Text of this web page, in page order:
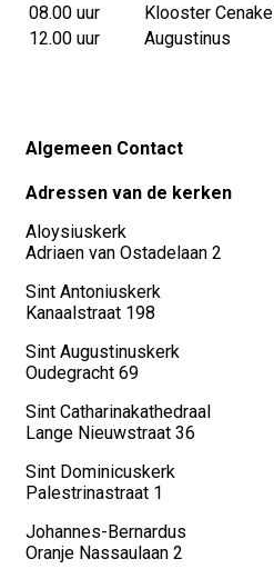
08.00 uur
Klooster Cenakel
12.00 uur
Augustinus
Algemeen Contact
Adressen van de kerken
Aloysiuskerk
Adriaen van Ostadelaan 2
Sint Antoniuskerk
Kanaalstraat 198
Sint Augustinuskerk
Oudegracht 69
Sint Catharinakathedraal
Lange Nieuwstraat 36
Sint Dominicuskerk
Palestrinastraat 1
Johannes-Bernardus
Oranje Nassaulaan 2